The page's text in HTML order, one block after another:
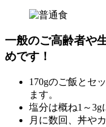
一般のご高齢者や
めです！
170gのご飯とセ
ます。
塩分は概ね1～3g
月に数回、丼や